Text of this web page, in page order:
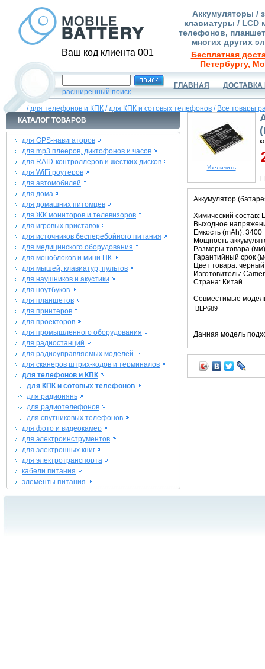
Ваш код клиента 001
Аккумуляторы /
клавиатуры / LCD
телефонов,
многих других
Бесплатная
Петербургу,
расширенный поиск
ГЛАВНАЯ ДОСТАВКА
/для телефонов и КПК /для КПК и сотовых телефонов / Все товары
КАТАЛОГ ТОВАРОВ
для GPS-навигаторов
для mp3 плееров, диктофонов и часов
для RAID-контроллеров и жестких дисков
для WiFi роутеров
для автомобилей
для дома
для домашних питомцев
для ЖК мониторов и телевизоров
для игровых приставок
для источников бесперебойного питания
для медицинского оборудования
для моноблоков и мини ПК
для мышей, клавиатур, пультов
для наушников и акустики
для ноутбуков
для планшетов
для принтеров
для проекторов
для промышленного оборудования
для радиостанций
для радиоуправляемых моделей
для сканеров штрих-кодов и терминалов
для телефонов и КПК
для КПК и сотовых телефонов
для радионянь
для радиотелефонов
для спутниковых телефонов
для фото и видеокамер
для электроинструментов
для электронных книг
для электротранспорта
кабели питания
элементы питания
Увеличить
Аккумулятор
Химический состав:
Выходное
Емкость (mAh): 3400
Мощность
Размеры товара
Гарантийный срок
Цвет товара: черный
Изготовитель:
Страна: Китай
Совместимые
BLP689
Данная модель